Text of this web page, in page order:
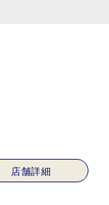
店舗詳細